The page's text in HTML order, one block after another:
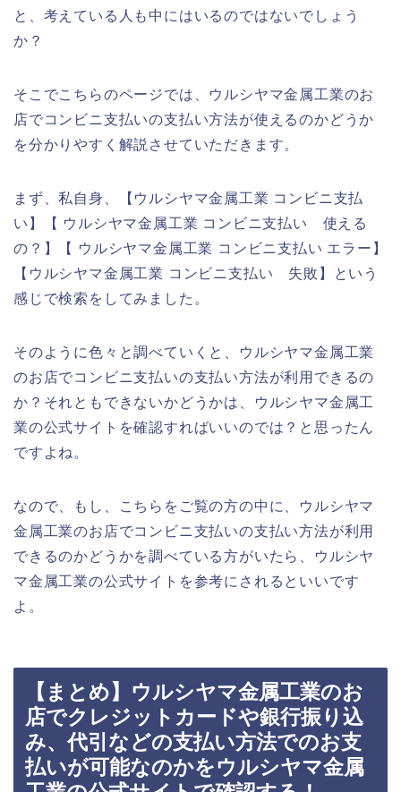
と、考えている人も中にはいるのではないでしょう
か？
そこでこちらのページでは、ウルシヤマ金属工業のお
店でコンビニ支払いの支払い方法が使えるのかどうか
を分かりやすく解説させていただきます。
まず、私自身、【ウルシヤマ金属工業 コンビニ支払
い】【 ウルシヤマ金属工業 コンビニ支払い 使える
の？】【 ウルシヤマ金属工業 コンビニ支払い エラー】
【ウルシヤマ金属工業 コンビニ支払い 失敗】という
感じで検索をしてみました。
そのように色々と調べていくと、ウルシヤマ金属工業
のお店でコンビニ支払いの支払い方法が利用できるの
か？それともできないかどうかは、ウルシヤマ金属工
業の公式サイトを確認すればいいのでは？と思ったん
ですよね。
なので、もし、こちらをご覧の方の中に、ウルシヤマ
金属工業のお店でコンビニ支払いの支払い方法が利用
できるのかどうかを調べている方がいたら、ウルシヤ
マ金属工業の公式サイトを参考にされるといいです
よ。
【まとめ】ウルシヤマ金属工業のお
店でクレジットカードや銀行振り込
み、代引などの支払い方法でのお支
払いが可能なのかをウルシヤマ金属